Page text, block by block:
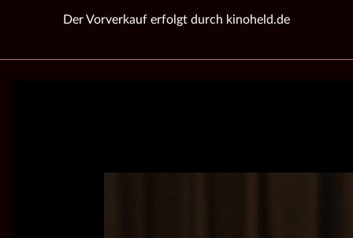
Der Vorverkauf erfolgt durch kinoheld.de